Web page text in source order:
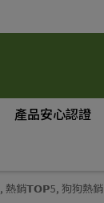
產品安心認證
, 熱銷𝗧𝗢𝗣5, 狗狗熱銷